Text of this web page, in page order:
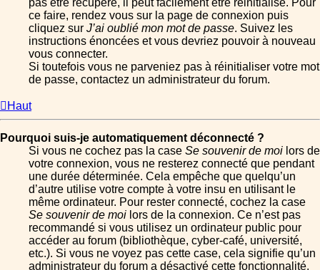
pas être récupéré, il peut facilement être réinitialisé. Pour
ce faire, rendez vous sur la page de connexion puis
cliquez sur J’ai oublié mon mot de passe. Suivez les
instructions énoncées et vous devriez pouvoir à nouveau
vous connecter.
Si toutefois vous ne parveniez pas à réinitialiser votre mot
de passe, contactez un administrateur du forum.
Haut
Pourquoi suis-je automatiquement déconnecté ?
Si vous ne cochez pas la case Se souvenir de moi lors de
votre connexion, vous ne resterez connecté que pendant
une durée déterminée. Cela empêche que quelqu’un
d’autre utilise votre compte à votre insu en utilisant le
même ordinateur. Pour rester connecté, cochez la case
Se souvenir de moi lors de la connexion. Ce n’est pas
recommandé si vous utilisez un ordinateur public pour
accéder au forum (bibliothèque, cyber-café, université,
etc.). Si vous ne voyez pas cette case, cela signifie qu’un
administrateur du forum a désactivé cette fonctionnalité.